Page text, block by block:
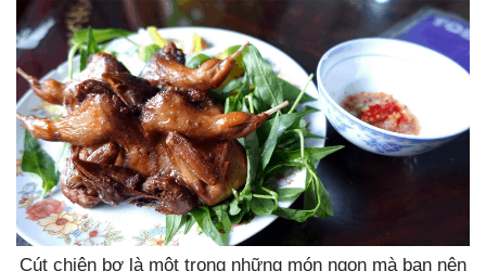
Cút chiên bơ là một trong những món ngon mà bạn nên